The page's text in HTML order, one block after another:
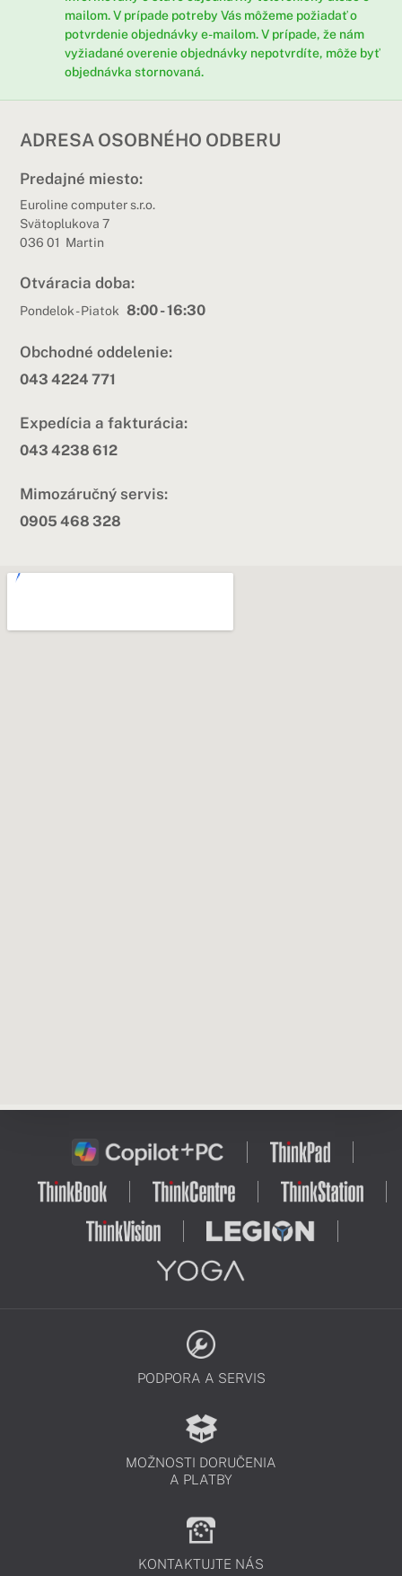
mailom. V prípade potreby Vás môžeme požiadať o
potvrdenie objednávky e-mailom. V prípade, že nám
vyžiadané overenie objednávky nepotvrdíte, môže byť
objednávka stornovaná.
ADRESA OSOBNÉHO ODBERU
Predajné miesto:
Euroline computer s.r.o.
Svätoplukova 7
036 01 Martin
Otváracia doba:
Pondelok - Piatok 8:00 - 16:30
Obchodné oddelenie:
043 4224 771
Expedícia a fakturácia:
043 4238 612
Mimozáručný servis:
0905 468 328
PODPORA A SERVIS
MOŽNOSTI DORUČENIA
A PLATBY
KONTAKTUJTE NÁS